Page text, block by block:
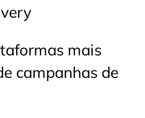
mais
campanhas de